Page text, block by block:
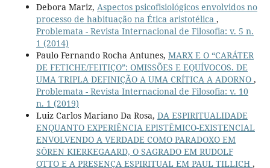
Debora Mariz, Aspectos psicofisiológicos envolvidos no
processo de habituação na Ética aristotélica ,
Problemata - Revista Internacional de Filosofia: v. 5 n.
1 (2014)
Paulo Fernando Rocha Antunes, MARX E O “CARÁTER
DE FETICHE/FEITIÇO”: OMISSÕES E EQUÍVOCOS. DE
UMA TRIPLA DEFINIÇÃO A UMA CRÍTICA A ADORNO ,
Problemata - Revista Internacional de Filosofia: v. 10
n. 1 (2019)
Luiz Carlos Mariano Da Rosa, DA ESPIRITUALIDADE
ENQUANTO EXPERIÊNCIA EPISTÊMICO-EXISTENCIAL
ENVOLVENDO A VERDADE COMO PARADOXO EM
SÖREN KIERKEGAARD, O SAGRADO EM RUDOLF
OTTO E A PRESENÇA ESPIRITUAL EM PAUL TILLICH ,